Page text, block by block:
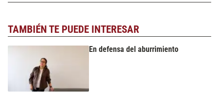
TAMBIÉN TE PUEDE INTERESAR
En defensa del aburrimiento